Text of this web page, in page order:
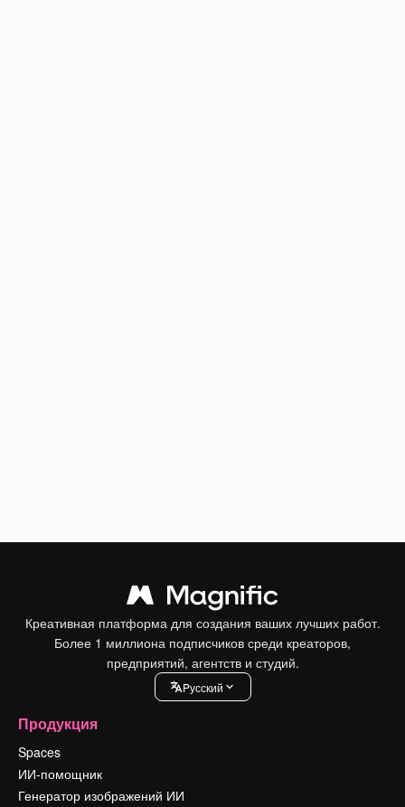
Креативная платформа для создания ваших лучших работ.
Более 1 миллиона подписчиков среди креаторов,
предприятий, агентств и студий.
Pусский
Продукция
Spaces
ИИ-помощник
Генератор изображений ИИ